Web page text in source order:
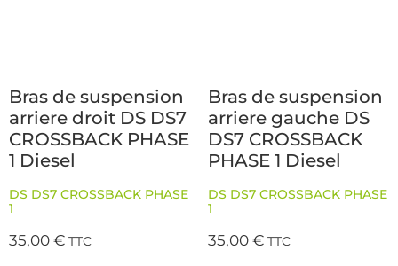
Bras de suspension
arriere droit DS DS7
CROSSBACK PHASE
1 Diesel
DS DS7 CROSSBACK PHASE
1
35,00€ TTC
Bras de suspension
arriere gauche DS
DS7 CROSSBACK
PHASE 1 Diesel
DS DS7 CROSSBACK PHASE
1
35,00€ TTC